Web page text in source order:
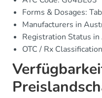
Forms & Dosages:
Manufacturers in
Registration Status
OTC / Rx